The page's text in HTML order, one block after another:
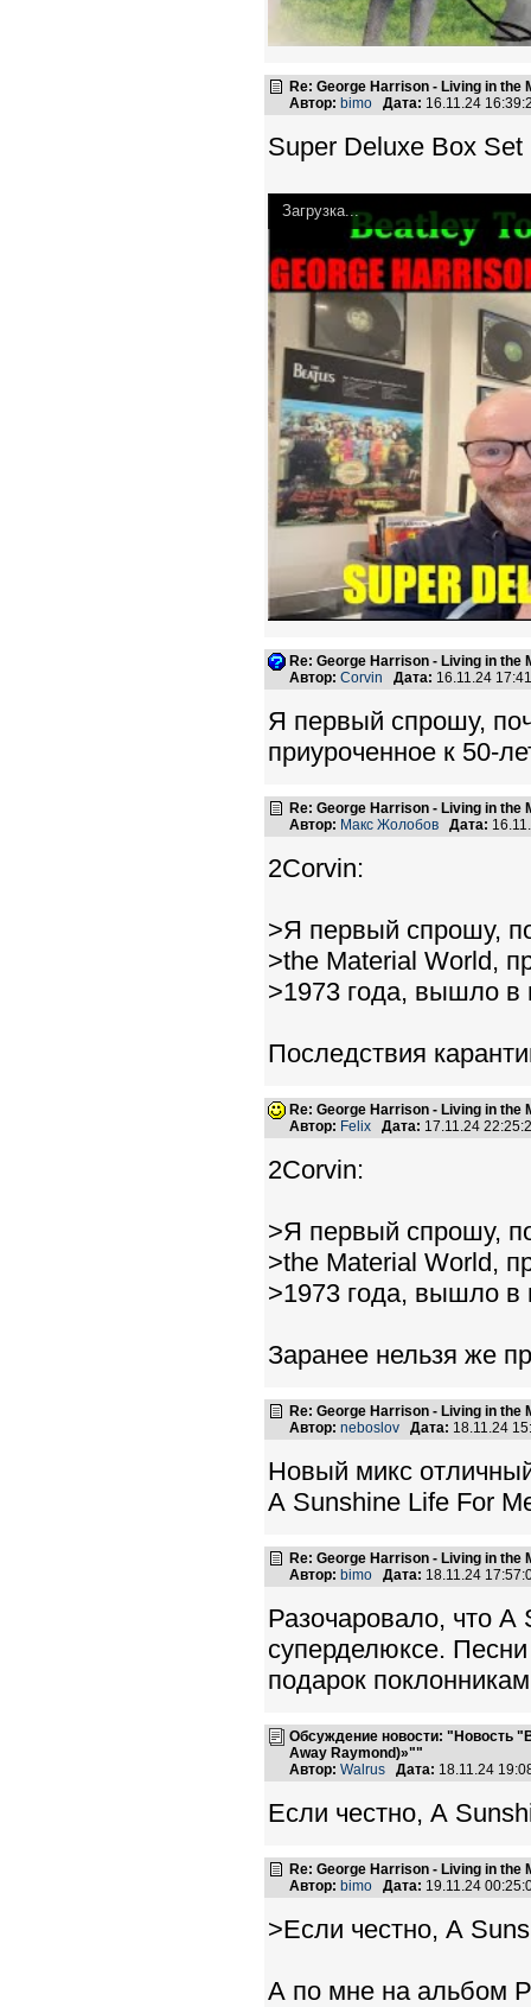
Re: George Harrison - Living in the
Автор: bimo Дата: 16.11.24
Super Deluxe Box Set
Загрузка...
Re: George Harrison - Living in the
Автор: Corvin Дата: 16.11.24
Я первый спрошу,
приуроченное к 50-
Re: George Harrison - Living in the
Автор: Макс Жолобов Дата:
2Corvin:
>Я первый спрошу,
>the Material World,
>1973 года, вышло в
Последствия
Re: George Harrison - Living in the
Автор: Felix Дата: 17.11.24
2Corvin:
>Я первый спрошу,
>the Material World,
>1973 года, вышло в
Заранее нельзя же
Re: George Harrison - Living in the
Автор: neboslov Дата: 18.11.24
Новый микс
А Sunshine Life For
Re: George Harrison - Living in the
Автор: bimo Дата: 18.11.24
Разочаровало, что А
суперделюксе.
подарок
Обсуждение новости: "Новость
Away Raymond)»""
Автор: Walrus Дата: 18.11.24
Если честно, А
Re: George Harrison - Living in the
Автор: bimo Дата: 19.11.24
>Если честно, А
А по мне на альбом